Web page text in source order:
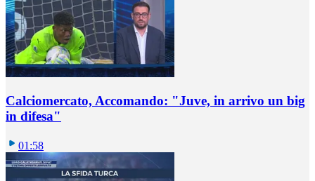
Calciomercato, Accomando: "Juve, in arrivo un big
in difesa"
01:58